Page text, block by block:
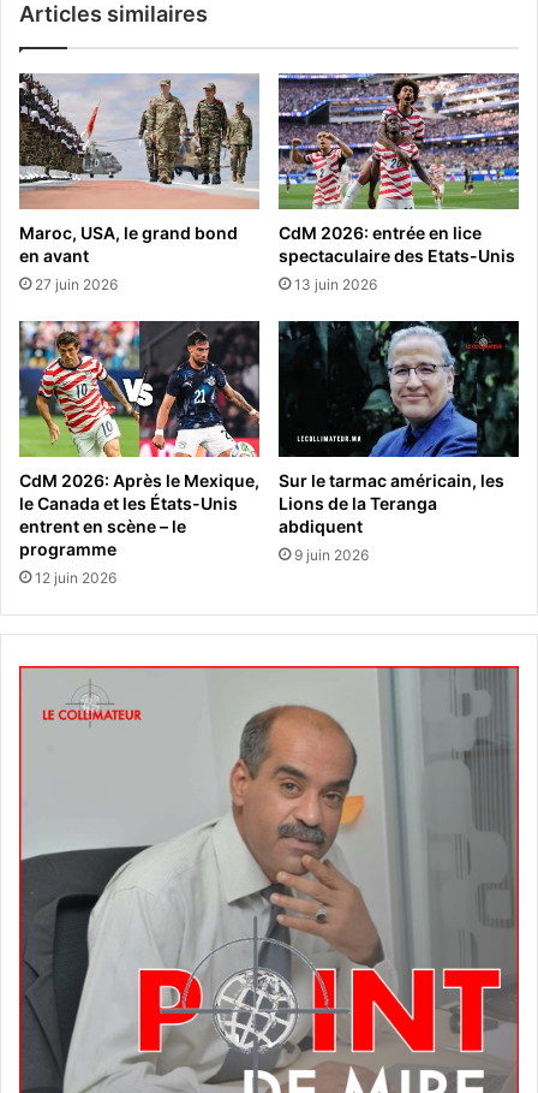
Articles similaires
Maroc, USA, le grand bond
en avant
27 juin 2026
CdM 2026: entrée en lice
spectaculaire des Etats-Unis
13 juin 2026
CdM 2026: Après le Mexique,
le Canada et les États-Unis
entrent en scène – le
programme
12 juin 2026
Sur le tarmac américain, les
Lions de la Teranga
abdiquent
9 juin 2026